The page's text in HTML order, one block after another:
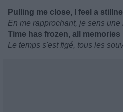
Pulling me close, I feel a
En me rapprochant, je sens
Time has frozen, all memories
Le temps s'est figé, tous les